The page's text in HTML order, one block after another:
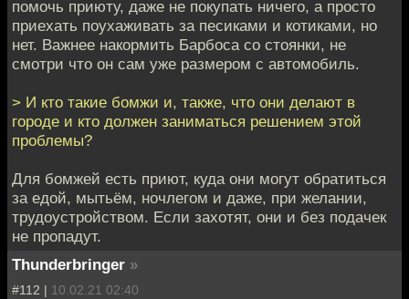
помочь приюту, даже не покупать ничего, а просто
приехать поухаживать за песиками и котиками, но
нет. Важнее накормить Барбоса со стоянки, не
смотри что он сам уже размером с автомобиль.
> И кто такие бомжи и, также, что они делают в
городе и кто должен заниматься решением этой
проблемы?
Для бомжей есть приют, куда они могут обратиться
за едой, мытьём, ночлегом и даже, при желании,
трудоустройством. Если захотят, они и без подачек
не пропадут.
Thunderbringer »
#112 | 10.02.21 02:40